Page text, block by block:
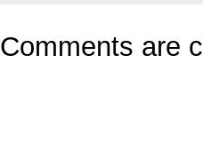
Comments are